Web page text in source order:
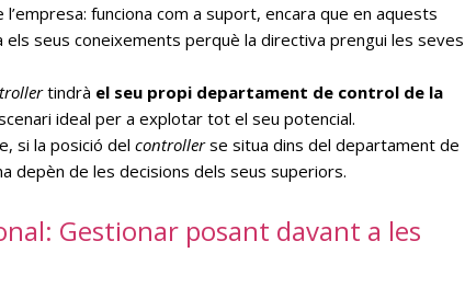
funciona com a suport, encara que en aquests
seus coneixements perquè la directiva prengui les seves
tindrà el seu propi departament de control de la
ideal per a explotar tot el seu potencial.
si la posició del controllerse situa dins del departament de
depèn de les decisions dels seus superiors.
Gestionar posant davant a les